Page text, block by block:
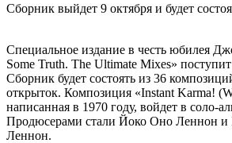
Сборник выйдет 9 октября и будет
Специальное издание в честь юбилея
Some Truth. The Ultimate Mixes»
Сборник будет состоять из 36
открыток. Композиция «Instant Karma!
написанная в 1970 году, войдет в соло-
Продюсерами стали Йоко Оно Леннон
Леннон.